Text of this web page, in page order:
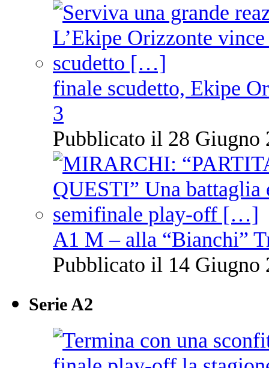
finale scudetto, Ekipe
3
Pubblicato il 28 Giugno
A1 M – alla “Bianchi”
Pubblicato il 14 Giugno
Serie A2